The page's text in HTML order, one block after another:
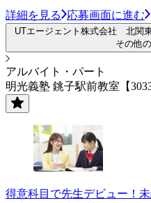
詳細を見る 応募画面に進む
UTエージェント株式会社 北関
その他
アルバイト・パート
明光義塾 銚子駅前教室【
得意科目で先生デビュー！